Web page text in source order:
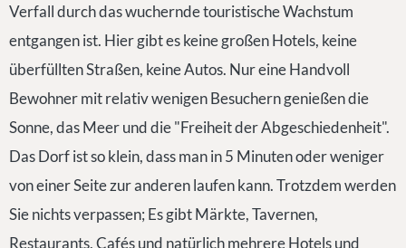
Verfall durch das wuchernde touristische Wachstum
entgangen ist. Hier gibt es keine großen Hotels, keine
überfüllten Straßen, keine Autos. Nur eine Handvoll
Bewohner mit relativ wenigen Besuchern genießen die
Sonne, das Meer und die "Freiheit der Abgeschiedenheit".
Das Dorf ist so klein, dass man in 5 Minuten oder weniger
von einer Seite zur anderen laufen kann. Trotzdem werden
Sie nichts verpassen; Es gibt Märkte, Tavernen,
Restaurants, Cafés und natürlich mehrere Hotels und